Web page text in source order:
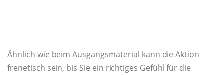
Ähnlich wie beim Ausgangsmaterial kann die Aktion
frenetisch sein, bis Sie ein richtiges Gefühl für die